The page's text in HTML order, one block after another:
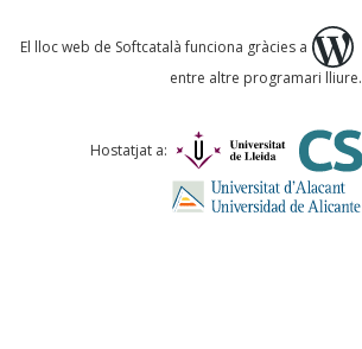
Què proposeu?
Comentari *
El lloc web de Softcatalà funciona gràcies a
entre altre programari lliure.
Hostatjat a: